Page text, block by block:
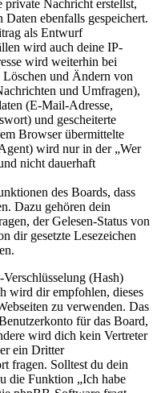
private Nachricht erstellst,
Daten ebenfalls gespeichert.
als Entwurf
wird auch deine IP-
wird weiterhin bei
und Ändern von
und Umfragen),
(E-Mail-Adresse,
und gescheiterte
Browser übermittelte
wird nur in der „Wer
nicht dauerhaft
des Boards, dass
Dazu gehören dein
der Gelesen-Status von
dir gesetzte Lesezeichen
(Hash)
wird dir empfohlen, dieses
zu verwenden. Das
für das Board,
wird dich kein Vertreter
ein Dritter
fragen. Solltest du dein
die Funktion „Ich habe